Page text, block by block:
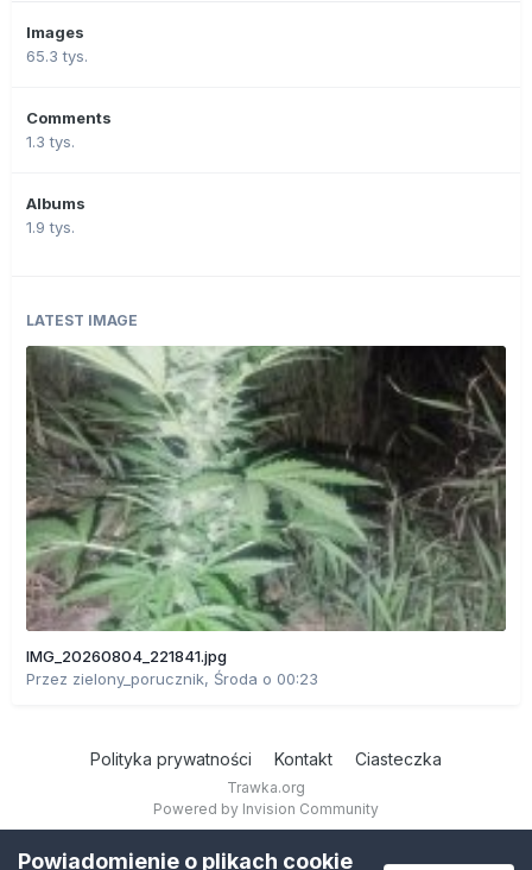
Images
65.3 tys.
Comments
1.3 tys.
Albums
1.9 tys.
LATEST IMAGE
IMG_20260804_221841.jpg
Przez zielony_porucznik, Środa o 00:23
Polityka prywatności Kontakt Ciasteczka
Trawka.org
Powered by Invision Community
Powiadomienie o plikach cookie